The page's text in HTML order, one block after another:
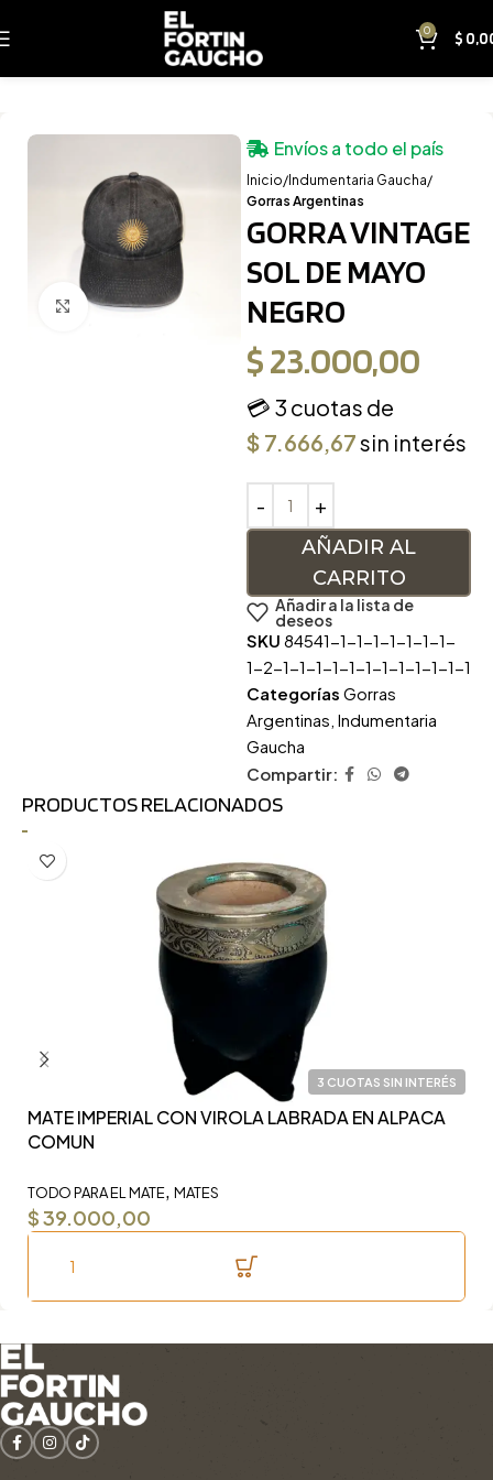
0 $
Clic para ampliar
Inicio
Indumentaria Gaucha
Gorras Argentinas
Envíos a todo el país
GORRA VINTAGE
SOL DE MAYO
NEGRO
$23.000,00
💳 3 cuotas de
$ 7.666,67sin interés
AÑADIR AL
CARRITO
Añadir a la lista de
deseos
SKU 84541-1-1-1-1-1-1-1-
1-2-1-1-1-1-1-1-1-1-1-1-1-1
Categorías Gorras
Argentinas, Indumentaria
Gaucha
Compartir:
PRODUCTOS RELACIONADOS
3 CUOTAS SIN INTERÉS
MATE IMPERIAL CON VIROLA LABRADA EN ALPACA
COMUN
TODO PARA EL MATE, MATES
$39.000,00